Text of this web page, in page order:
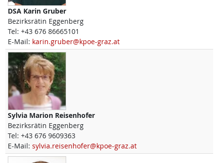
DSA Karin Gruber
Bezirksrätin Eggenberg
Tel: +43 676 86665101
E-Mail: karin.gruber@kpoe-graz.at
Sylvia Marion Reisenhofer
Bezirksrätin Eggenberg
Tel: +43 676 9609363
E-Mail: sylvia.reisenhofer@kpoe-graz.at